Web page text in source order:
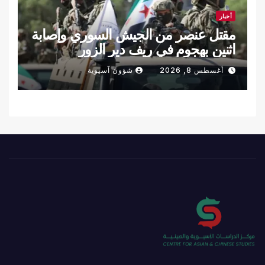
أخبار
مقتل عنصر من الجيش السوري وإصابة
اثنين بهجوم في ريف دير الزور
أغسطس 8, 2026 شؤون آسيوية